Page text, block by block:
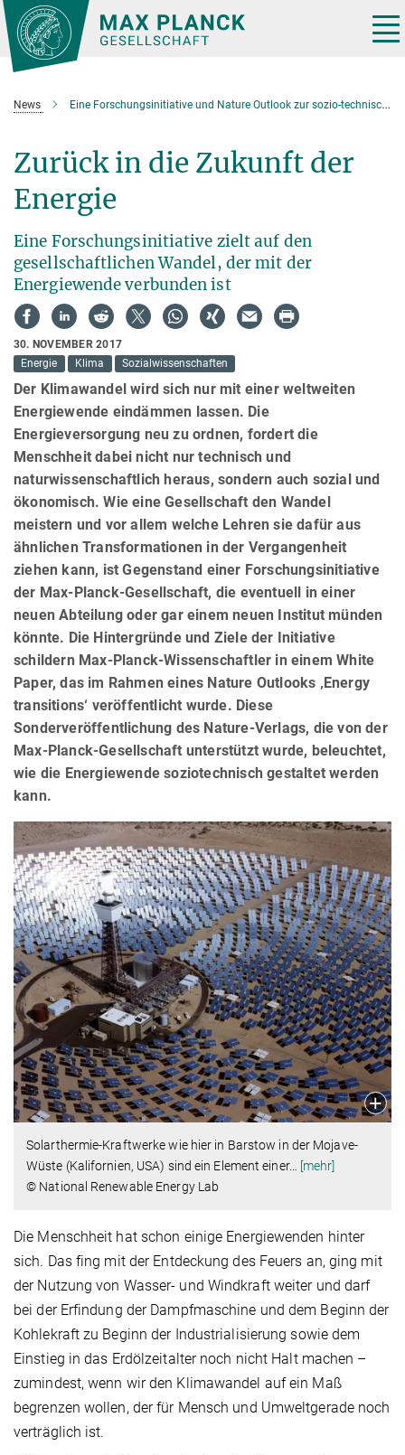
Hauptinhalt
News Eine Forschungsinitiative und Nature Outlook zur sozio-technischen Gestaltung der Energiewende
Zurück in die Zukunft der
Energie
Eine Forschungsinitiative zielt auf den
gesellschaftlichen Wandel, der mit der
Energiewende verbunden ist
30. NOVEMBER 2017
Energie
Klima Sozialwissenschaften
Der Klimawandel wird sich nur mit einer weltweiten
Energiewende eindämmen lassen. Die
Energieversorgung neu zu ordnen, fordert die
Menschheit dabei nicht nur technisch und
naturwissenschaftlich heraus, sondern auch sozial und
ökonomisch. Wie eine Gesellschaft den Wandel
meistern und vor allem welche Lehren sie dafür aus
ähnlichen Transformationen in der Vergangenheit
ziehen kann, ist Gegenstand einer Forschungsinitiative
der Max-Planck-Gesellschaft, die eventuell in einer
neuen Abteilung oder gar einem neuen Institut münden
könnte. Die Hintergründe und Ziele der Initiative
schildern Max-Planck-Wissenschaftler in einem White
Paper, das im Rahmen eines Nature Outlooks ‚Energy
transitions‘ veröffentlicht wurde. Diese
Sonderveröffentlichung des Nature-Verlags, die von der
Max-Planck-Gesellschaft unterstützt wurde, beleuchtet,
wie die Energiewende soziotechnisch gestaltet werden
kann.
Solarthermie-Kraftwerke wie hier in Barstow in der Mojave-
Wüste (Kalifornien, USA) sind ein Element einer…
[mehr]
© National Renewable Energy Lab
Die Menschheit hat schon einige Energiewenden hinter
sich. Das fing mit der Entdeckung des Feuers an, ging mit
der Nutzung von Wasser- und Windkraft weiter und darf
bei der Erfindung der Dampfmaschine und dem Beginn der
Kohlekraft zu Beginn der Industrialisierung sowie dem
Einstieg in das Erdölzeitalter noch nicht Halt machen –
zumindest, wenn wir den Klimawandel auf ein Maß
begrenzen wollen, der für Mensch und Umweltgerade noch
verträglich ist.